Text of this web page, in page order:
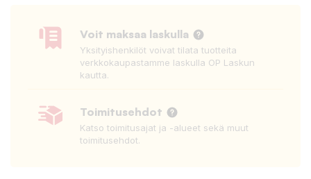
Voit maksaa laskulla
Yksityishenkilöt voivat tilata tuotteita
verkkokaupastamme laskulla OP Laskun
kautta.
Toimitusehdot
Katso toimitusajat ja -alueet sekä muut
toimitusehdot.